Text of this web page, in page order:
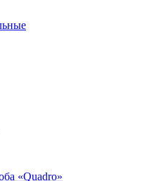
«Quadro»